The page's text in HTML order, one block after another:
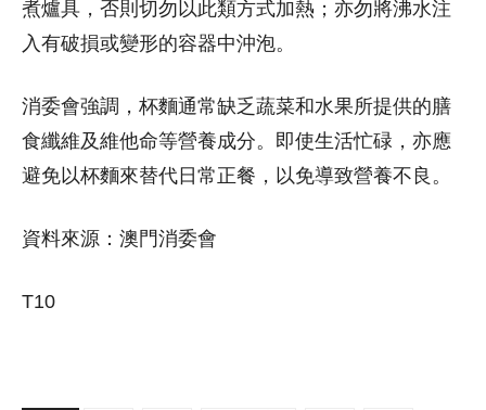
煮爐具，否則切勿以此類方式加熱；亦勿將沸水注
入有破損或變形的容器中沖泡。
消委會強調，杯麵通常缺乏蔬菜和水果所提供的膳
食纖維及維他命等營養成分。即使生活忙碌，亦應
避免以杯麵來替代日常正餐，以免導致營養不良。
資料來源：澳門消委會
T10